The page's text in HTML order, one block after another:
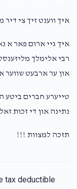
$1,000.00
$100.00
איך ווענט זיך צי
איך גיי ארום פאר א
רבי אלימלך
און ער ארבעט שווער
טייערע חברים ביטע
נתינה און די זכות
תזכה למצוות !!!
tax deductible